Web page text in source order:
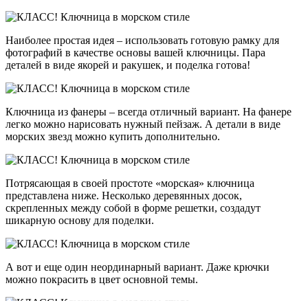
Наиболее простая идея – использовать готовую рамку для
фотографий в качестве основы вашей ключницы. Пара
деталей в виде якорей и ракушек, и поделка готова!
Ключница из фанеры – всегда отличный вариант. На фанере
легко можно нарисовать нужный пейзаж. А детали в виде
морских звезд можно купить дополнительно.
Потрясающая в своей простоте «морская» ключница
представлена ниже. Несколько деревянных досок,
скрепленных между собой в форме решетки, создадут
шикарную основу для поделки.
А вот и еще один неординарный вариант. Даже крючки
можно покрасить в цвет основной темы.